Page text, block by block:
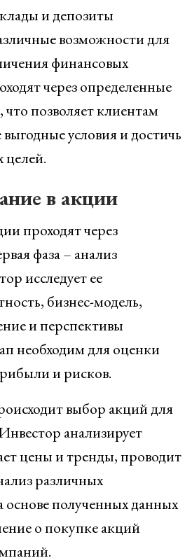
и депозиты
возможности для
финансовых
через определенные
позволяет клиентам
условия и достичь
целей.
в акции
проходят через
фаза – анализ
исследует ее
бизнес-модель,
и перспективы
необходим для оценки
и рисков.
выбор акций для
анализирует
цены и тренды, проводит
различных
полученных данных
о покупке акций